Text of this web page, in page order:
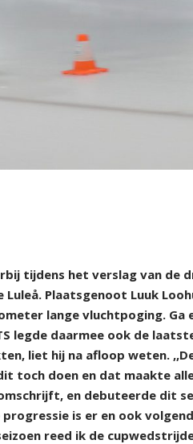
tijdens het verslag van de
Plaatsgenoot Luuk
lange vluchtpoging. Ga
legde daarmee ook de
liet hij na afloop weten.
toch doen en dat maakte
en debuteerde dit
is er en ook
reed ik de